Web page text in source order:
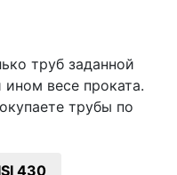
труб заданной
весе проката.
трубы по
430